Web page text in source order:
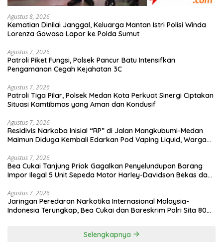
Agustus 8, 2026
Kematian Dinilai Janggal, Keluarga Mantan Istri Polisi Winda
Lorenza Gowasa Lapor ke Polda Sumut
Agustus 7, 2026
Patroli Piket Fungsi, Polsek Pancur Batu Intensifkan
Pengamanan Cegah Kejahatan 3C
Agustus 7, 2026
Patroli Tiga Pilar, Polsek Medan Kota Perkuat Sinergi Ciptakan
Situasi Kamtibmas yang Aman dan Kondusif
Agustus 7, 2026
Residivis Narkoba Inisial “RP” di Jalan Mangkubumi-Medan
Maimun Diduga Kembali Edarkan Pod Vaping Liquid, Warga
Agustus 7, 2026
Bea Cukai Tanjung Priok Gagalkan Penyelundupan Barang
Impor Ilegal 5 Unit Sepeda Motor Harley-Davidson Bekas dan
Agustus 7, 2026
Jaringan Peredaran Narkotika Internasional Malaysia-
Indonesia Terungkap, Bea Cukai dan Bareskrim Polri Sita 80
Selengkapnya